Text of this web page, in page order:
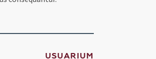
USUARIUM